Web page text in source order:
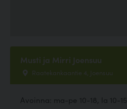
Musti ja Mirri Joensuu
Raatekankaantie 4, Joensuu
Avoinna: ma-pe 10-18, la 10-15